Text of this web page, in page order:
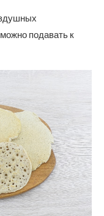
подавать к